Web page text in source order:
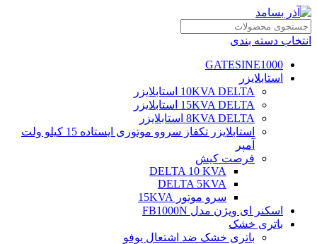
انتخاب دسته بندی
GATESINE1000
استابلایزر
10KVA DELTA استابلایزر
15KVA DELTA استابلایزر
8KVA DELTA استابلایزر
استابلایزر تکفاز سروو موتوری ایستاده 15 کیلو ولت
آمپر
فرصت کیش
DELTA 10 KVA
DELTA 5KVA
سرو موتور 15KVA
اسکنر ای ویژن مدل FB1000N
باتری خشک
باتری خشک ضد اشتعال یوفو